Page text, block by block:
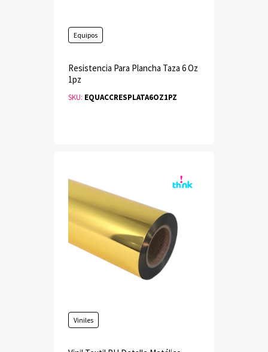
Equipos
Resistencia Para Plancha Taza 6 Oz
1pz
SKU: EQUACCRESPLATA6OZ1PZ
Viniles